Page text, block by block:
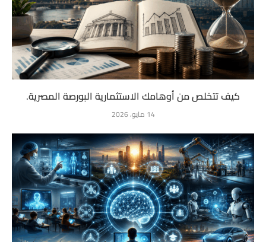
كيف تتخلص من أوهامك الاستثمارية البورصة المصرية.
14 مايو، 2026